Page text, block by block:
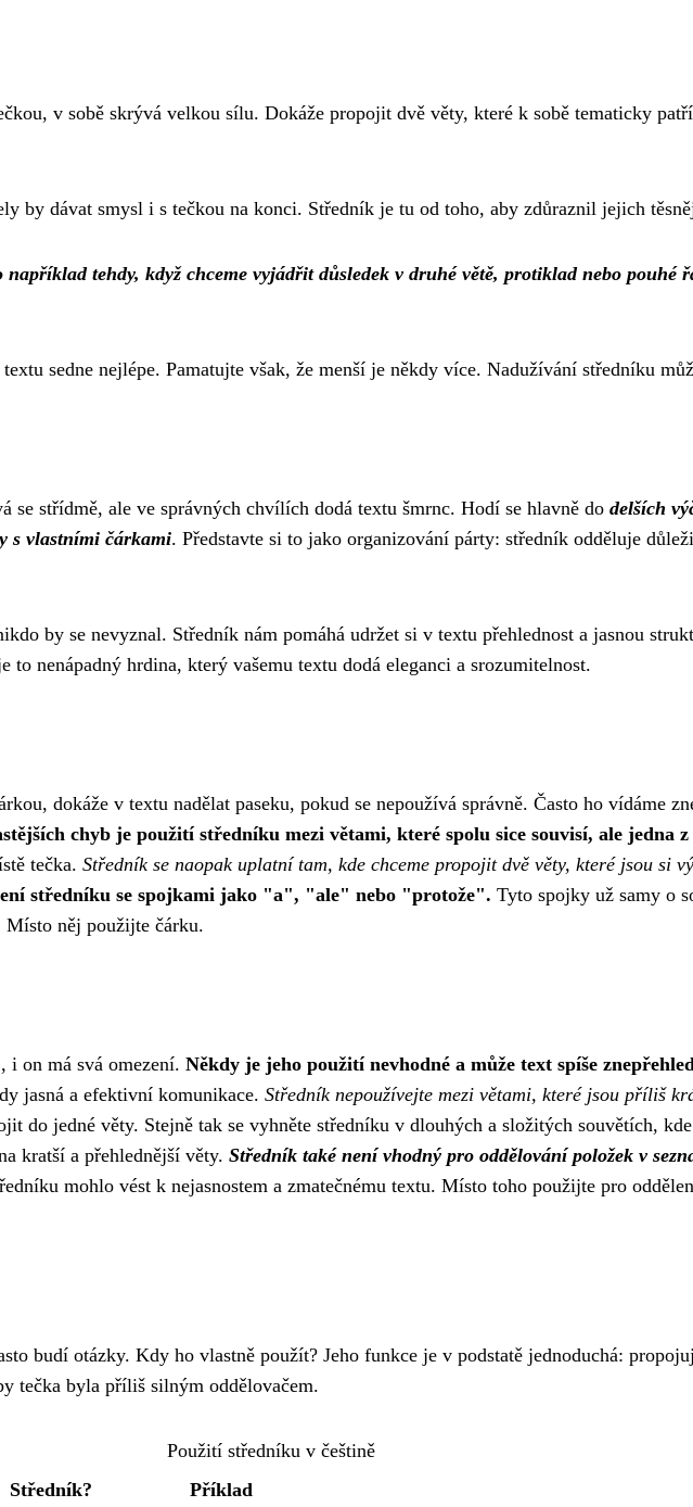
v sobě skrývá velkou sílu. Dokáže propojit dvě věty, které k sobě tematicky
by dávat smysl i s tečkou na konci. Středník je tu od toho, aby zdůraznil jejich
například tehdy, když chceme vyjádřit důsledek v druhé větě, protiklad nebo pouhé
sedne nejlépe. Pamatujte však, že menší je někdy více. Nadužívání středníku
se střídmě, ale ve správných chvílích dodá textu šmrnc. Hodí se hlavně do delších
s vlastními čárkami. Představte si to jako organizování párty: středník odděluje
by se nevyznal. Středník nám pomáhá udržet si v textu přehlednost a jasnou
nenápadný hrdina, který vašemu textu dodá eleganci a srozumitelnost.
dokáže v textu nadělat paseku, pokud se nepoužívá správně. Často ho vídáme
chyb je použití středníku mezi větami, které spolu sice souvisí, ale jedna
tečka. Středník se naopak uplatní tam, kde chceme propojit dvě věty, které jsou si
středníku se spojkami jako "a", "ale" nebo "protože". Tyto spojky už samy o
Místo něj použijte čárku.
i on má svá omezení. Někdy je jeho použití nevhodné a může text spíše
jasná a efektivní komunikace. Středník nepoužívejte mezi větami, které jsou příliš
do jedné věty. Stejně tak se vyhněte středníku v dlouhých a složitých souvětích,
kratší a přehlednější věty. Středník také není vhodný pro oddělování položek v
mohlo vést k nejasnostem a zmatečnému textu. Místo toho použijte pro
budí otázky. Kdy ho vlastně použít? Jeho funkce je v podstatě jednoduchá:
tečka byla příliš silným oddělovačem.
Použití středníku v češtině
Středník? Příklad